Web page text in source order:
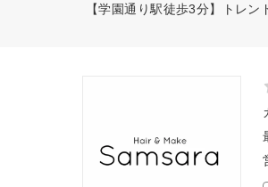
【学園通り駅徒歩3分】トレ